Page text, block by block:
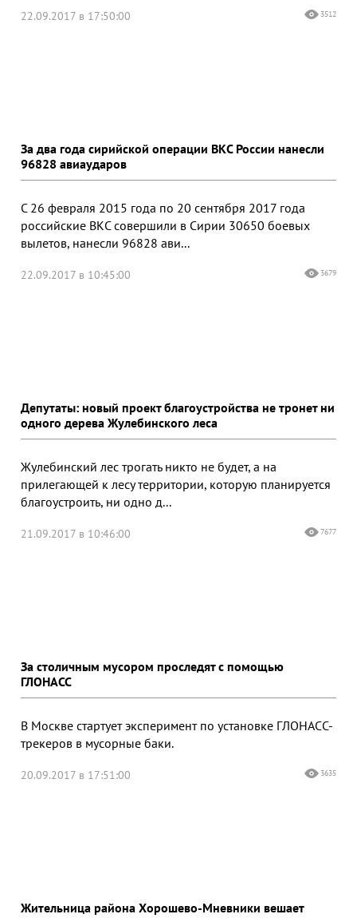
22.09.2017 в 17:50:00 3512
За два года сирийской операции ВКС России нанесли
96828 авиаударов
С 26 февраля 2015 года по 20 сентября 2017 года
российские ВКС совершили в Сирии 30650 боевых
вылетов, нанесли 96828 ави...
22.09.2017 в 10:45:00 3679
Депутаты: новый проект благоустройства не тронет ни
одного дерева Жулебинского леса
Жулебинский лес трогать никто не будет, а на
прилегающей к лесу территории, которую планируется
благоустроить, ни одно д...
21.09.2017 в 10:46:00 7677
За столичным мусором проследят с помощью
ГЛОНАСС
В Москве стартует эксперимент по установке ГЛОНАСС-
трекеров в мусорные баки.
20.09.2017 в 17:51:00 3635
Жительница района Хорошево-Мневники вешает